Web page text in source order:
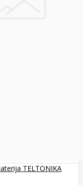
TELTONIKA